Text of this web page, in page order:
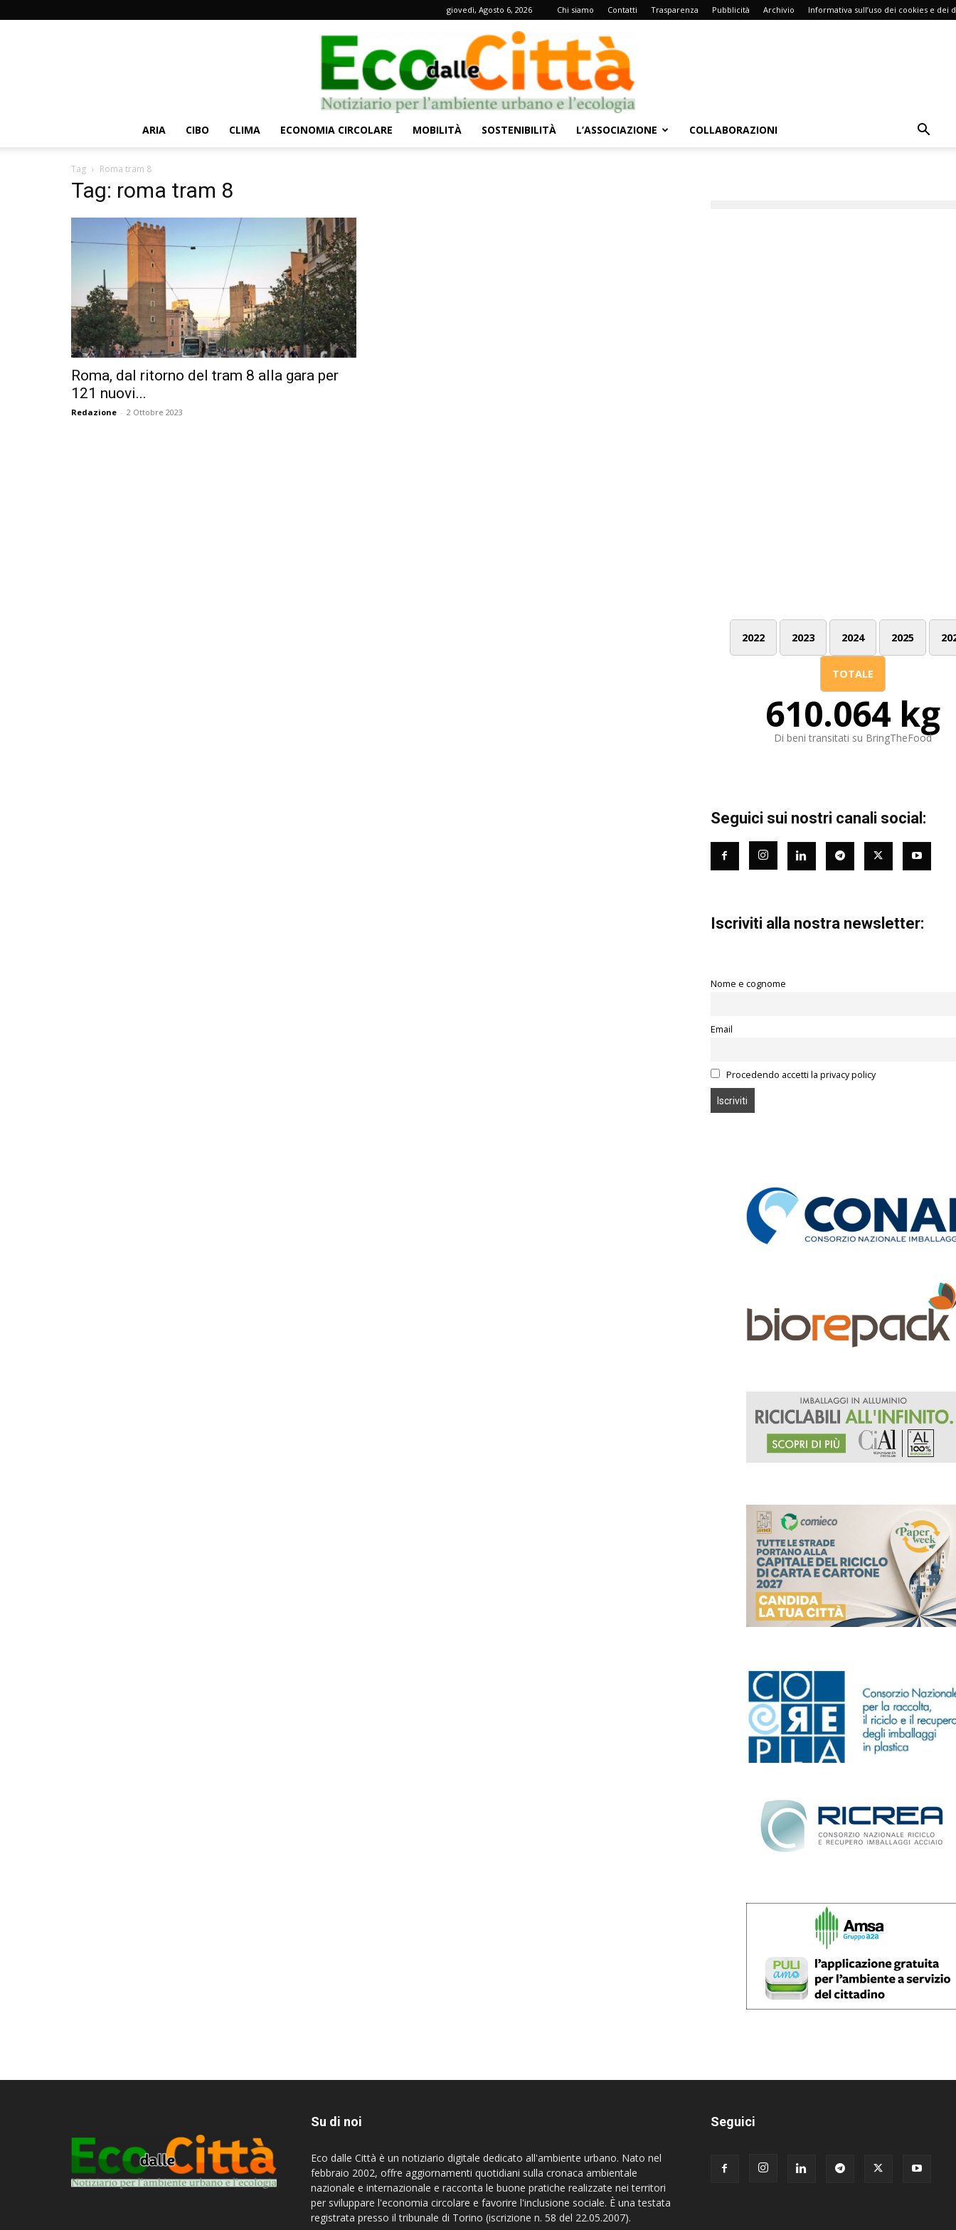
giovedì, Agosto 6, 2026 Chi siamo Contatti Trasparenza Pubblicità Archivio Informativa sull’uso dei cookies e dei
ARIA CIBO CLIMA ECONOMIA CIRCOLARE MOBILITÀ SOSTENIBILITÀ L’ASSOCIAZIONE COLLABORAZIONI
Tag Roma tram 8
Tag: roma tram 8
Roma, dal ritorno del tram 8 alla gara per
121 nuovi...
Redazione - 2 Ottobre 2023
2022 2023 2024 2025
TOTALE
610.064 kg
Di beni transitati su BringTheFood
Seguici sui nostri canali social:
Iscriviti alla nostra newsletter:
Nome e cognome
Email
Procedendo accetti la privacy policy
Su di noi
Eco dalle Città è un notiziario digitale dedicato all'ambiente urbano. Nato nel
febbraio 2002, offre aggiornamenti quotidiani sulla cronaca ambientale
nazionale e internazionale e racconta le buone pratiche realizzate nei territori
per sviluppare l'economia circolare e favorire l'inclusione sociale. È una testata
registrata presso il tribunale di Torino (iscrizione n. 58 del 22.05.2007).
Seguici